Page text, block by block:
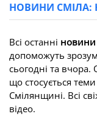
НОВИНИ СМІЛА:
Всі останні новини
допоможуть
сьогодні та
що стосується
Смілянщині. Всі
відео.